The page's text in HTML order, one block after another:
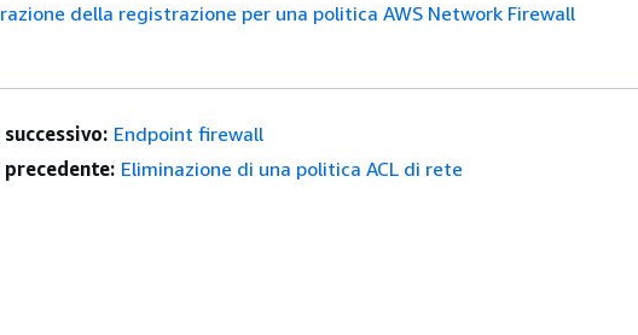
della registrazione per una politica AWS Network Firewall
Endpoint firewall
Eliminazione di una politica ACL di rete